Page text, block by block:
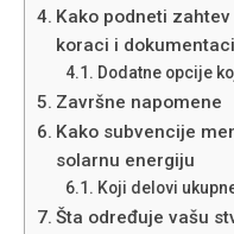
Kako podneti
koraci i
Dodatne opcije
Završne napomene
Kako subvencije
solarnu energiju
Koji delovi
Šta određuje vašu